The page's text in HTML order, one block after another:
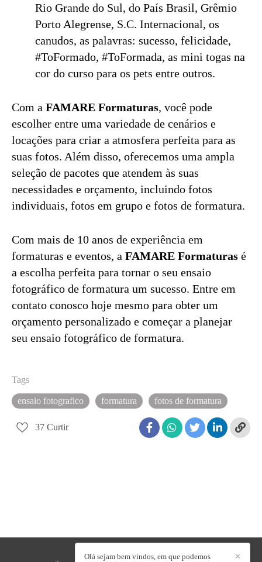
Rio Grande do Sul, do País Brasil, Grêmio
Porto Alegrense, S.C. Internacional, os
canudos, as palavras: sucesso, felicidade,
#ToFormado, #ToFormada, as mini togas na
cor do curso para os pets entre outros.
Com a FAMARE Formaturas, você pode
escolher entre uma variedade de cenários e
locações para criar a atmosfera perfeita para as
suas fotos. Além disso, oferecemos uma ampla
seleção de pacotes que atendem às suas
necessidades e orçamento, incluindo fotos
individuais, fotos em grupo e fotos de formatura.
Com mais de 10 anos de experiência em
formaturas e eventos, a FAMARE Formaturas é
a escolha perfeita para tornar o seu ensaio
fotográfico de formatura um sucesso. Entre em
contato conosco hoje mesmo para obter um
orçamento personalizado e começar a planejar
seu ensaio fotográfico de formatura.
Tags
ensaio fotografico formatura fotos de formatura
37 Curtir
✕
Olá sejam bem vindos, em que podemos